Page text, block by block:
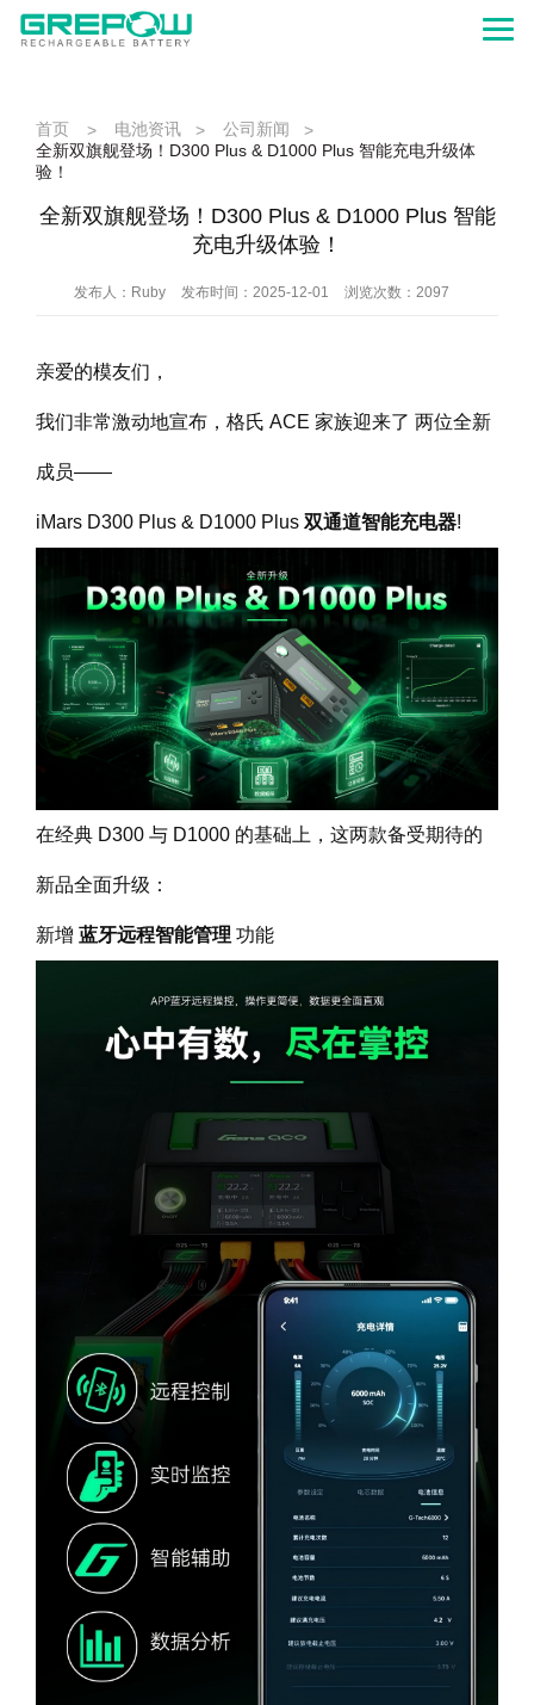
首页 > 电池资讯 > 公司新闻
>
全新双旗舰登场！D300 Plus & D1000 Plus 智能充电升级体
验！
全新双旗舰登场！D300 Plus & D1000 Plus 智能
充电升级体验！
发布人：Ruby 发布时间：2025-12-01 浏览次数：2097
亲爱的模友们，
我们非常激动地宣布，格氏 ACE 家族迎来了 两位全新
成员——
iMars D300 Plus & D1000 Plus 双通道智能充电器!
在经典 D300 与 D1000 的基础上，这两款备受期待的
新品全面升级：
新增 蓝牙远程智能管理 功能